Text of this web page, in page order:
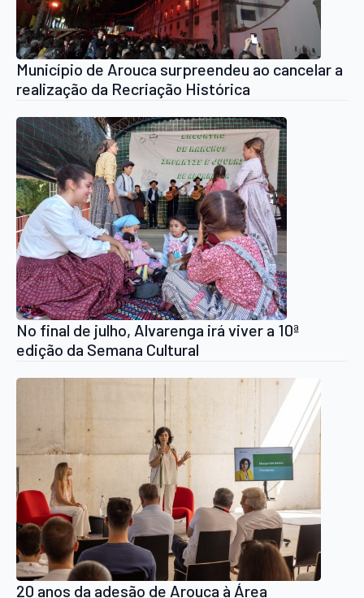
Município de Arouca surpreendeu ao cancelar a
realização da Recriação Histórica
No final de julho, Alvarenga irá viver a 10ª
edição da Semana Cultural
20 anos da adesão de Arouca à Área